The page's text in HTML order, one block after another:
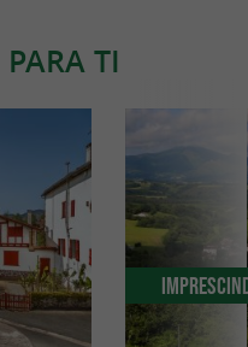
PARA TI